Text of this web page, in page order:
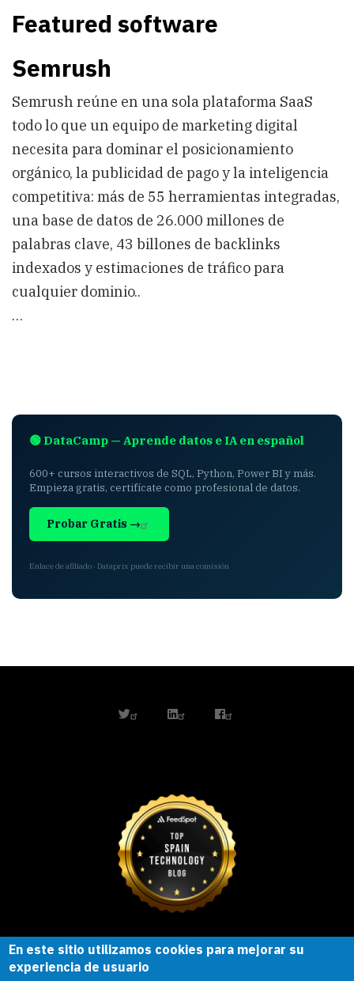
Featured software
Semrush
Semrush reúne en una sola plataforma SaaS
todo lo que un equipo de marketing digital
necesita para dominar el posicionamiento
orgánico, la publicidad de pago y la inteligencia
competitiva: más de 55 herramientas integradas,
una base de datos de 26.000 millones de
palabras clave, 43 billones de backlinks
indexados y estimaciones de tráfico para
cualquier dominio..
…
🟢 DataCamp — Aprende datos e IA en español
600+ cursos interactivos de SQL, Python, Power BI y más.
Empieza gratis, certifícate como profesional de datos.
Probar Gratis →
Enlace de afiliado · Dataprix puede recibir una comisión
twitterlinkedinfacebook
Esta obra está bajo una
En este sitio utilizamos cookies para mejorar su
experiencia de usuario